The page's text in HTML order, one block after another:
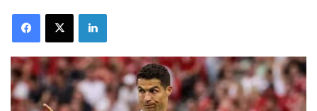
FacebookX Linkedin